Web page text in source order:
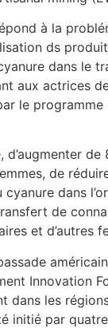
à la
ds
dans le
aux actrices
le
d’augmenter
de
dans
de
et d’autres
Innovation
dans les
initié par